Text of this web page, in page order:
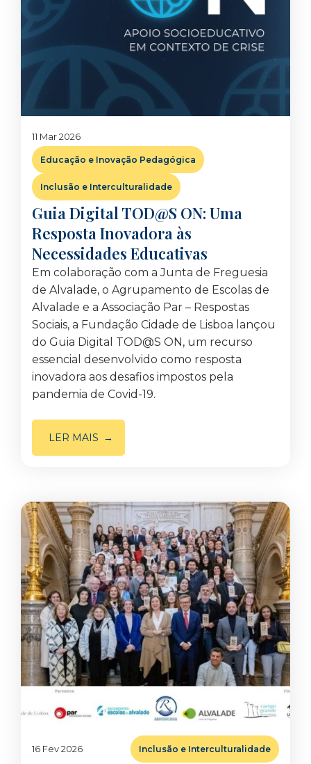
11 Mar 2026
Educação e Inovação Pedagógica
Inclusão e Interculturalidade
Guia Digital TOD@S ON: Uma
Resposta Inovadora às
Necessidades Educativas
Em colaboração com a Junta de Freguesia
de Alvalade, o Agrupamento de Escolas de
Alvalade e a Associação Par – Respostas
Sociais, a Fundação Cidade de Lisboa lançou
do Guia Digital TOD@S ON, um recurso
essencial desenvolvido como resposta
inovadora aos desafios impostos pela
pandemia de Covid-19.
LER MAIS
16 Fev 2026 Inclusão e Interculturalidade